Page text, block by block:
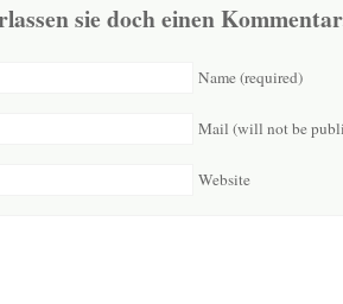
sie doch einen
Name (required)
Mail (will not be
Website